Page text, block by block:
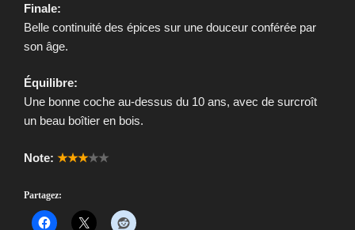
Finale:
Belle continuité des épices sur une douceur conférée par
son âge.
Équilibre:
Une bonne coche au-dessus du 10 ans, avec de surcroît
un beau boîtier en bois.
Note: ★★★★★
Partagez: